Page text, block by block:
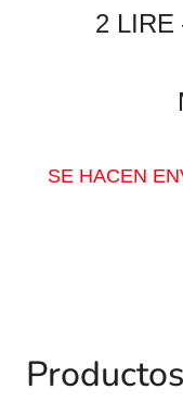
2 LIRE
SE HACEN